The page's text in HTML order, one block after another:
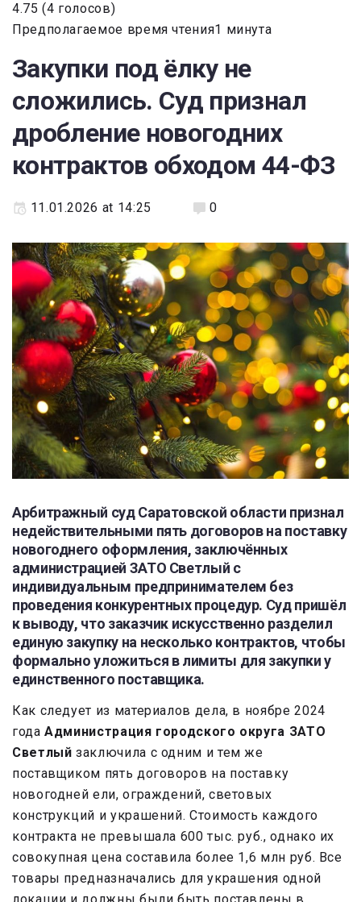
4.75 (4 голосов)
Предполагаемое время чтения1 минута
Закупки под ёлку не
сложились. Суд признал
дробление новогодних
контрактов обходом 44-ФЗ
11.01.2026 at 14:25 0
Арбитражный суд Саратовской области признал
недействительными пять договоров на поставку
новогоднего оформления, заключённых
администрацией ЗАТО Светлый с
индивидуальным предпринимателем без
проведения конкурентных процедур. Суд пришёл
к выводу, что заказчик искусственно разделил
единую закупку на несколько контрактов, чтобы
формально уложиться в лимиты для закупки у
единственного поставщика.
Как следует из материалов дела, в ноябре 2024
годаАдминистрация городского округа ЗАТО
Светлый заключила с одним и тем же
поставщиком пять договоров на поставку
новогодней ели, ограждений, световых
конструкций и украшений. Стоимость каждого
контракта не превышала 600 тыс. руб., однако их
совокупная цена составила более 1,6 млн руб. Все
товары предназначались для украшения одной